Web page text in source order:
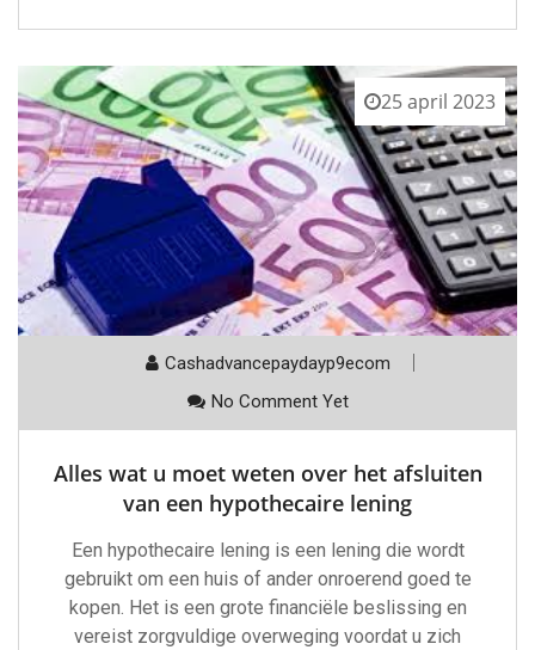
25 april 2023
Cashadvancepaydayp9ecom
No Comment Yet
Alles wat u moet weten over het afsluiten
van een hypothecaire lening
Een hypothecaire lening is een lening die wordt
gebruikt om een huis of ander onroerend goed te
kopen. Het is een grote financiële beslissing en
vereist zorgvuldige overweging voordat u zich